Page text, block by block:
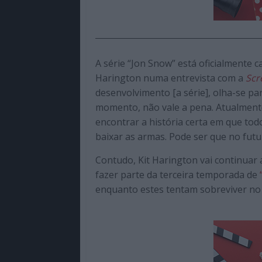
A série “Jon Snow” está oficialmente
Harington numa entrevista com a
desenvolvimento [a série], olha-se
momento, não vale a pena.
encontrar a história certa em que
baixar as armas. Pode ser que no
Contudo, Kit Harington vai continuar
fazer parte da terceira temporada de
enquanto estes tentam sobreviver